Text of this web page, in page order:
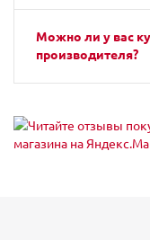
Можно ли у вас
производителя?